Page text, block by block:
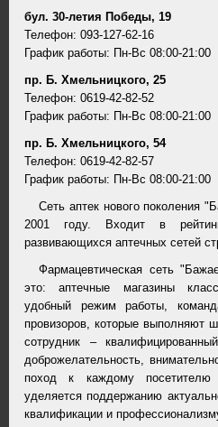
бул. 30-летия Победы, 19
Телефон: 093-127-62-16
График работы: Пн-Вс 08:00-21:00
пр. Б. Хмельницкого, 25
Телефон: 0619-42-82-52
График работы: Пн-Вс 08:00-21:00
пр. Б. Хмельницкого, 54
Телефон: 0619-42-82-57
График работы: Пн-Вс 08:00-21:00
Сеть аптек нового поколения
2001 году. Входит в
развивающихся аптечных сетей
Фармацевтическая сеть
это: аптечные магазины
удобный режим работы,
провизоров, которые выполняют
сотрудник –
доброжелательность,
поход к каждому посетителю
уделяется поддержанию
квалификации и